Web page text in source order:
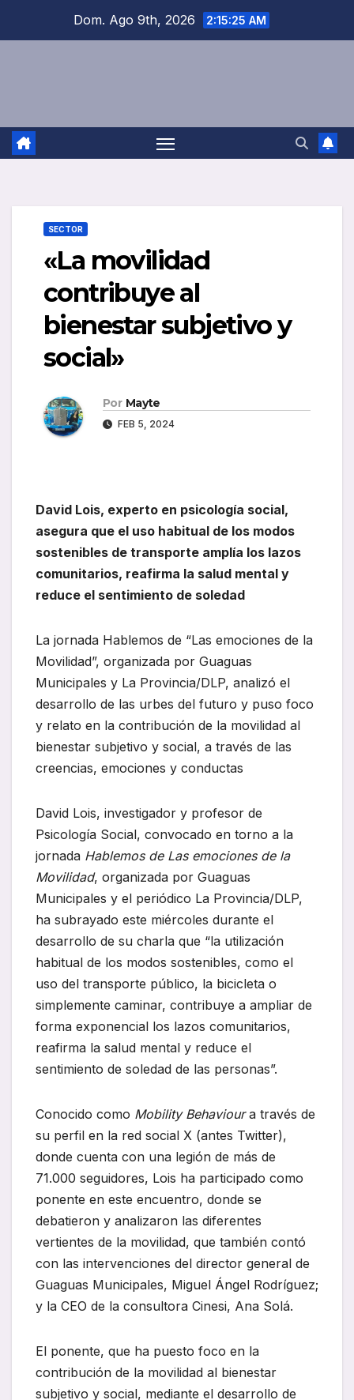
Dom. Ago 9th, 2026 2:15:26 AM
SECTOR
«La movilidad
contribuye al
bienestar subjetivo y
social»
Por Mayte
FEB 5, 2024
David Lois, experto en psicología social,
asegura que el uso habitual de los modos
sostenibles de transporte amplía los lazos
comunitarios, reafirma la salud mental y
reduce el sentimiento de soledad
La jornada Hablemos de “Las emociones de la
Movilidad”, organizada por Guaguas
Municipales y La Provincia/DLP, analizó el
desarrollo de las urbes del futuro y puso foco
y relato en la contribución de la movilidad al
bienestar subjetivo y social, a través de las
creencias, emociones y conductas
David Lois, investigador y profesor de
Psicología Social, convocado en torno a la
jornada Hablemos de Las emociones de la
Movilidad, organizada por Guaguas
Municipales y el periódico La Provincia/DLP,
ha subrayado este miércoles durante el
desarrollo de su charla que “la utilización
habitual de los modos sostenibles, como el
uso del transporte público, la bicicleta o
simplemente caminar, contribuye a ampliar de
forma exponencial los lazos comunitarios,
reafirma la salud mental y reduce el
sentimiento de soledad de las personas”.
Conocido como Mobility Behavioura través de
su perfil en la red social X (antes Twitter),
donde cuenta con una legión de más de
71.000 seguidores, Lois ha participado como
ponente en este encuentro, donde se
debatieron y analizaron las diferentes
vertientes de la movilidad, que también contó
con las intervenciones del director general de
Guaguas Municipales, Miguel Ángel Rodríguez;
y la CEO de la consultora Cinesi, Ana Solá.
El ponente, que ha puesto foco en la
contribución de la movilidad al bienestar
subjetivo y social, mediante el desarrollo de